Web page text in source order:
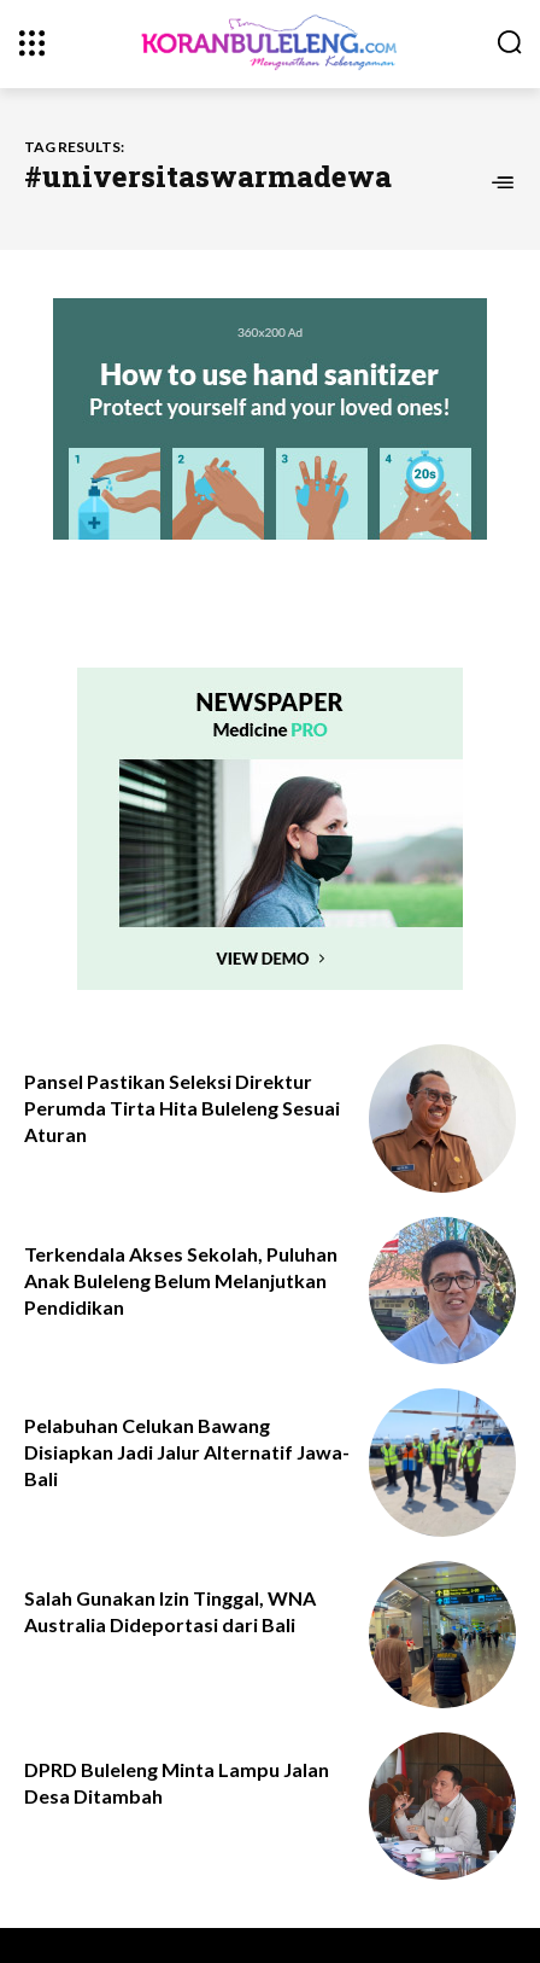
TAG RESULTS:
#universitaswarmadewa
Pansel Pastikan Seleksi Direktur
Perumda Tirta Hita Buleleng Sesuai
Aturan
Terkendala Akses Sekolah, Puluhan
Anak Buleleng Belum Melanjutkan
Pendidikan
Pelabuhan Celukan Bawang
Disiapkan Jadi Jalur Alternatif Jawa-
Bali
Salah Gunakan Izin Tinggal, WNA
Australia Dideportasi dari Bali
DPRD Buleleng Minta Lampu Jalan
Desa Ditambah